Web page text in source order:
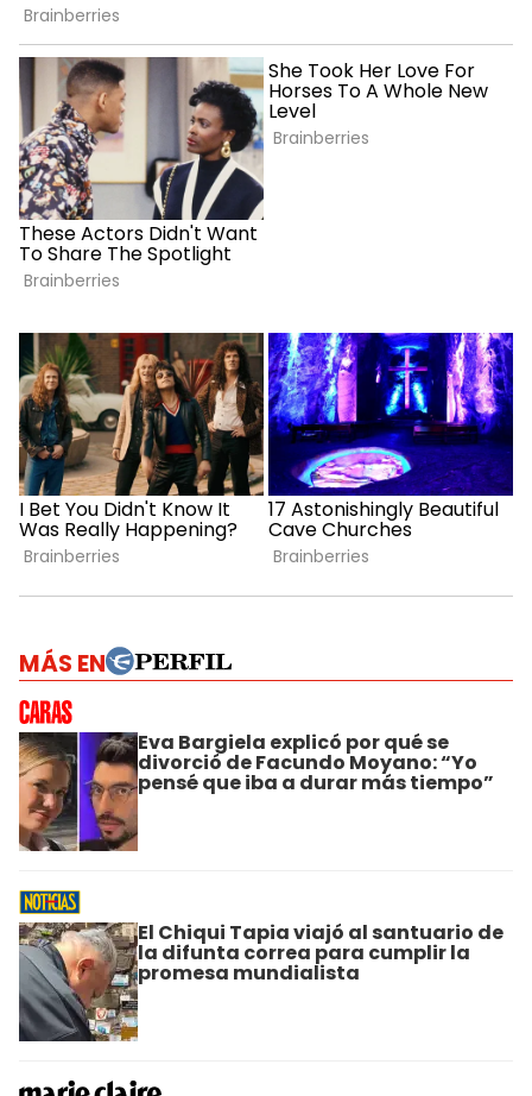
MÁS EN
Eva Bargiela explicó por qué se
divorció de Facundo Moyano: “Yo
pensé que iba a durar más tiempo”
El Chiqui Tapia viajó al santuario de
la difunta correa para cumplir la
promesa mundialista